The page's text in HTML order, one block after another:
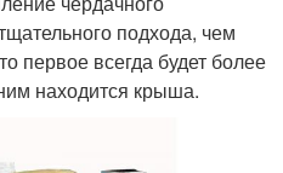
подхода, чем
первое всегда будет более
находится крыша.